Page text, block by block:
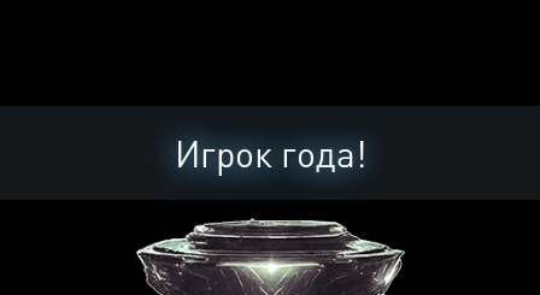
Игрок года!